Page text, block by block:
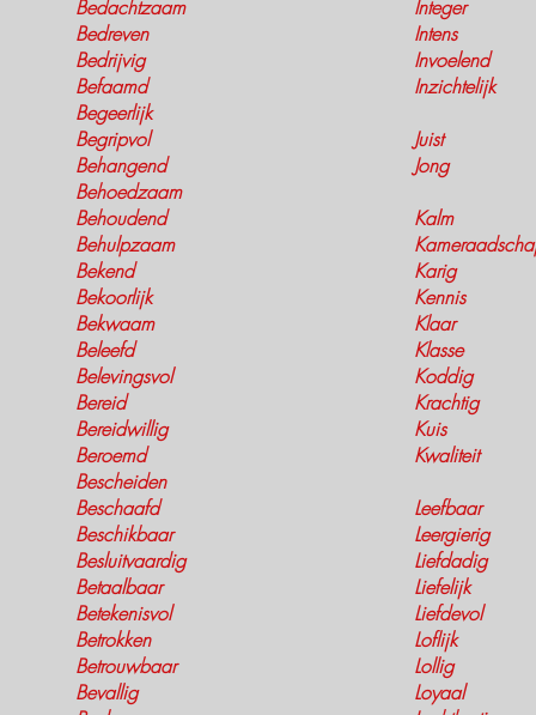
Bedachtzaam
Bedreven
Bedrijvig
Befaamd
Begeerlijk
Begripvol
Behangend
Behoedzaam
Behoudend
Behulpzaam
Bekend
Bekoorlijk
Bekwaam
Beleefd
Belevingsvol
Bereid
Bereidwillig
Beroemd
Bescheiden
Beschaafd
Beschikbaar
Besluitvaardig
Betaalbaar
Betekenisvol
Betrokken
Betrouwbaar
Bevallig
Integer
Intens
Invoelend
Inzichtelijk
Juist
Jong
Kalm
Karig
Kennis
Klaar
Klasse
Koddig
Krachtig
Kuis
Kwaliteit
Leefbaar
Leergierig
Liefdadig
Liefelijk
Liefdevol
Loflijk
Lollig
Loyaal